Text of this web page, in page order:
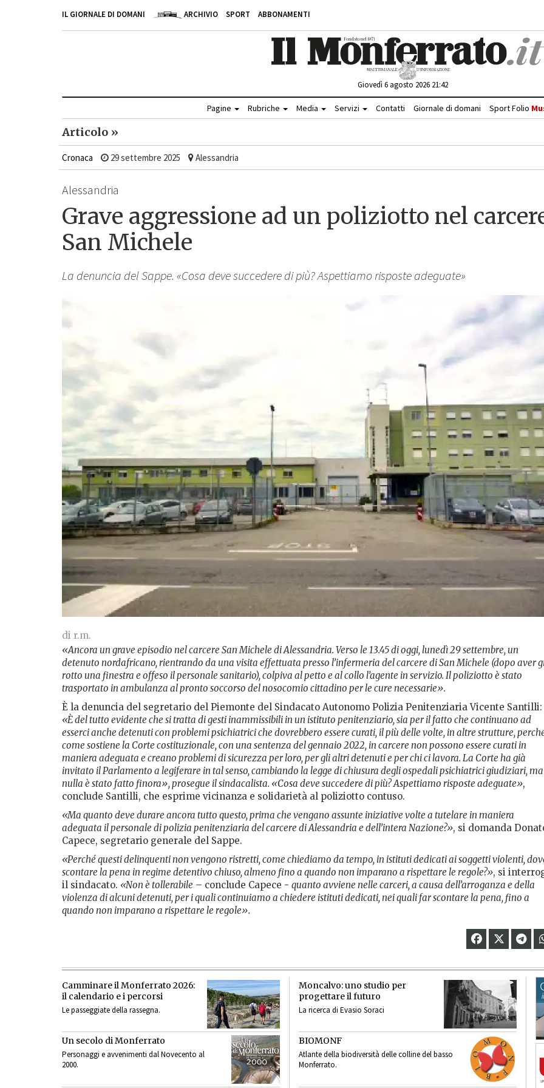
IL GIORNALE DI DOMANI ARCHIVIO SPORT ABBONAMENTI
Giovedì 6 agosto 2026 21:42
Pagine Rubriche Media Servizi Contatti Giornale di domani Sport Folio
Articolo »
Cronaca 29 settembre 2025 Alessandria
Alessandria
Grave aggressione ad un poliziotto nel
San Michele
La denuncia del Sappe. «Cosa deve succedere di più? Aspettiamo risposte adeguate»
di r.m.
«Ancora un grave episodio nel carcere San Michele di Alessandria. Verso le 13.45 di oggi, lunedì 29 settembre, un
detenuto nordafricano, rientrando da una visita effettuata presso l’infermeria del carcere di San Michele (dopo aver
rotto una finestra e offeso il personale sanitario), colpiva al petto e al collo l’agente in servizio. Il poliziotto è stato
trasportato in ambulanza al pronto soccorso del nosocomio cittadino per le cure necessarie».
È la denuncia del segretario del Piemonte del Sindacato Autonomo Polizia Penitenziaria Vicente Santilli:
«È del tutto evidente che si tratta di gesti inammissibili in un istituto penitenziario, sia per il fatto che continuano ad
esserci anche detenuti con problemi psichiatrici che dovrebbero essere curati, il più delle volte, in altre strutture,
come sostiene la Corte costituzionale, con una sentenza del gennaio 2022, in carcere non possono essere curati in
maniera adeguata e creano problemi di sicurezza per loro, per gli altri detenuti e per chi ci lavora. La Corte ha già
invitato il Parlamento a legiferare in tal senso, cambiando la legge di chiusura degli ospedali psichiatrici giudiziari, ma
nulla è stato fatto finora», prosegue il sindacalista. «Cosa deve succedere di più? Aspettiamo risposte adeguate»,
conclude Santilli, che esprime vicinanza e solidarietà al poliziotto contuso.
«Ma quanto deve durare ancora tutto questo, prima che vengano assunte iniziative volte a tutelare in maniera
adeguata il personale di polizia penitenziaria del carcere di Alessandria e dell’intera Nazione?», si domanda
Capece, segretario generale del Sappe.
«Perché questi delinquenti non vengono ristretti, come chiediamo da tempo, in istituti dedicati ai soggetti violenti,
scontare la pena in regime detentivo chiuso, almeno fino a quando non imparano a rispettare le regole?», si
il sindacato. «Non è tollerabile – conclude Capece - quanto avviene nelle carceri, a causa dell’arroganza e della
violenza di alcuni detenuti, per i quali continuiamo a chiedere istituti dedicati, nei quali far scontare la pena, fino a
quando non imparano a rispettare le regole».
Camminare il Monferrato 2026:
il calendario e i percorsi
Le passeggiate della rassegna.
Un secolo di Monferrato
Personaggi e avvenimenti dal Novecento al
2000.
Moncalvo: uno studio per
progettare il futuro
La ricerca di Evasio Soraci
BIOMONF
Atlante della biodiversità delle colline del basso
Monferrato.